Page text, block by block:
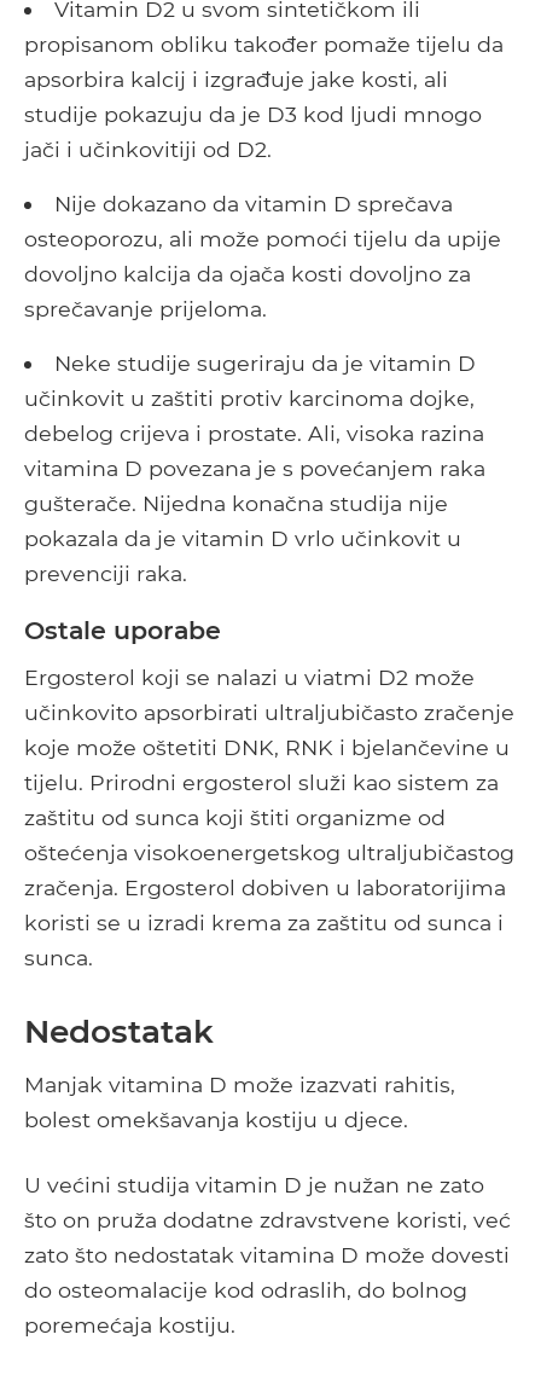
Vitamin D2 u svom sintetičkom ili
propisanom obliku također pomaže tijelu da
apsorbira kalcij i izgrađuje jake kosti, ali
studije pokazuju da je D3 kod ljudi mnogo
jači i učinkovitiji od D2.
Nije dokazano da vitamin D sprečava
osteoporozu, ali može pomoći tijelu da upije
dovoljno kalcija da ojača kosti dovoljno za
sprečavanje prijeloma.
Neke studije sugeriraju da je vitamin D
učinkovit u zaštiti protiv karcinoma dojke,
debelog crijeva i prostate. Ali, visoka razina
vitamina D povezana je s povećanjem raka
gušterače. Nijedna konačna studija nije
pokazala da je vitamin D vrlo učinkovit u
prevenciji raka.
Ostale uporabe
Ergosterol koji se nalazi u viatmi D2 može
učinkovito apsorbirati ultraljubičasto zračenje
koje može oštetiti DNK, RNK i bjelančevine u
tijelu. Prirodni ergosterol služi kao sistem za
zaštitu od sunca koji štiti organizme od
oštećenja visokoenergetskog ultraljubičastog
zračenja. Ergosterol dobiven u laboratorijima
koristi se u izradi krema za zaštitu od sunca i
sunca.
Nedostatak
Manjak vitamina D može izazvati rahitis,
bolest omekšavanja kostiju u djece.
U većini studija vitamin D je nužan ne zato
što on pruža dodatne zdravstvene koristi, već
zato što nedostatak vitamina D može dovesti
do osteomalacije kod odraslih, do bolnog
poremećaja kostiju.